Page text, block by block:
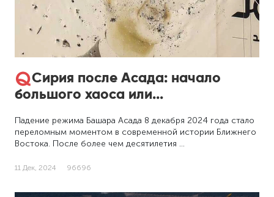
Сирия после Асада: начало
большого хаоса или...
Падение режима Башара Асада 8 декабря 2024 года стало
переломным моментом в современной истории Ближнего
Востока. После более чем десятилетия …
11 Дек, 2024 96696